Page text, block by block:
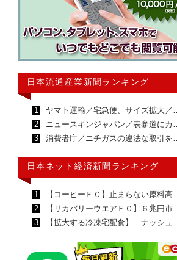
日本流通産業新聞ランキング
1
ヤマト運輸／宅急便、サイズ拡大／…
2
ニュースキンジャパン／表参道にカ…
3
消費者庁／ニチガスの違法な取引を…
日本ネット経済新聞ランキング
1
【コーヒーＥＣ】止まらない原料高…
2
【リカバリーウエアＥＣ】６兆円市…
3
【拡大する冷凍宅配食】 ナッシュ…